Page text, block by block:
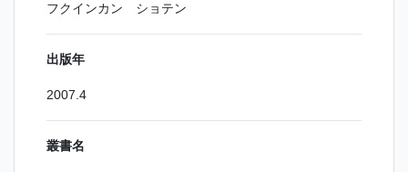
フクインカン ショテン
出版年
2007.4
叢書名